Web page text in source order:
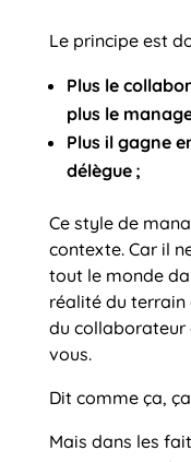
Le principe est
Plus le
plus le
Plus il gagne
délègue;
Ce style de
contexte. Car il
tout le monde
réalité du
du collaborateur
vous.
Dit comme ça,
Mais dans les